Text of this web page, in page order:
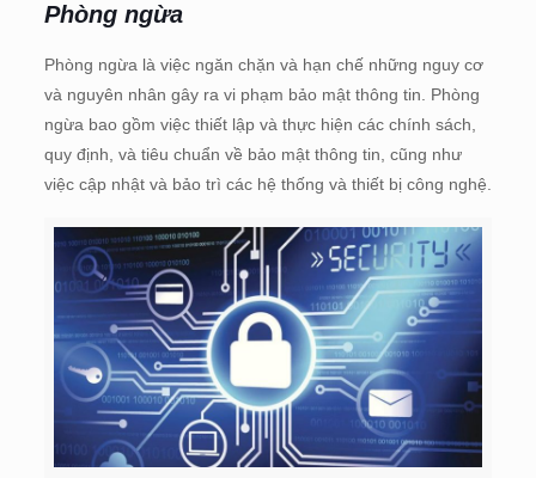
Phòng ngừa
Phòng ngừa là việc ngăn chặn và hạn chế những nguy cơ
và nguyên nhân gây ra vi phạm bảo mật thông tin. Phòng
ngừa bao gồm việc thiết lập và thực hiện các chính sách,
quy định, và tiêu chuẩn về bảo mật thông tin, cũng như
việc cập nhật và bảo trì các hệ thống và thiết bị công nghệ.